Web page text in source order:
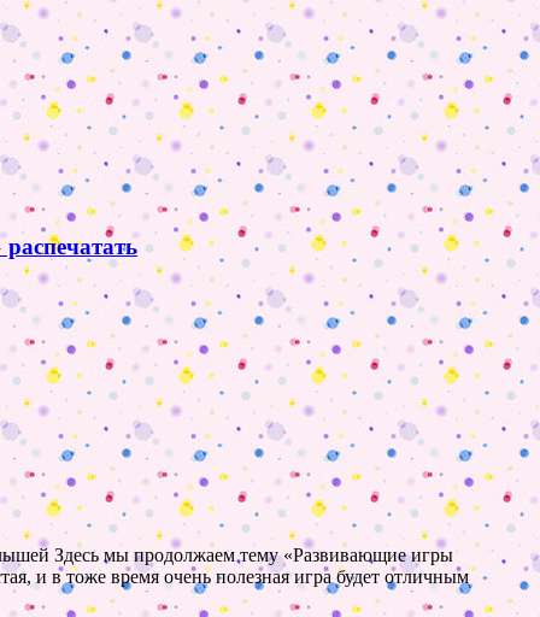
Здесь мы продолжаем тему «Развивающие игры
и в тоже время очень полезная игра будет отличным